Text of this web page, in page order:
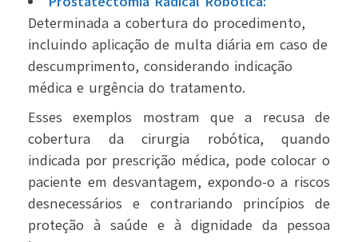
Determinada a cobertura do procedimento,
incluindo aplicação de multa diária em caso de
descumprimento, considerando indicação
médica e urgência do tratamento.
Esses exemplos mostram que a recusa de
cobertura da cirurgia robótica, quando
indicada por prescrição médica, pode colocar o
paciente em desvantagem, expondo-o a riscos
desnecessários e contrariando princípios de
proteção à saúde e à dignidade da pessoa